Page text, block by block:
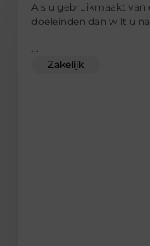
Als u gebruikmaakt van
doeleinden dan wilt u
Zakelijk